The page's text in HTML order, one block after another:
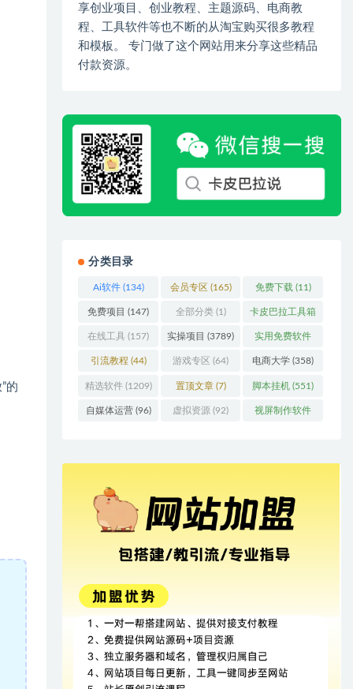
的
享创业项目、创业教程、主题源码、电商教
程、工具软件等也不断的从淘宝购买很多教程
和模板。 专门做了这个网站用来分享这些精品
付款资源。
分类目录
Ai软件(134) 会员专区 (165) 免费下载 (11)
免费项目 (147) 全部分类(1) 卡皮巴拉工具箱
(3)
在线工具 (157) 实操项目 (3789) 实用免费软件
(415)
引流教程 (44) 游戏专区 (64) 电商大学 (358)
精选软件(1209) 置顶文章(7) 脚本挂机 (551)
自媒体运营(96) 虚拟资源 (92) 视屏制作软件